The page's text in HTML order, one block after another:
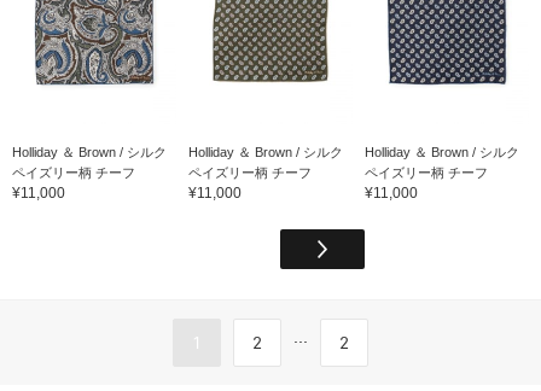
Holliday ＆ Brown / シルク
ペイズリー柄 チーフ
¥11,000
Holliday ＆ Brown / シルク
ペイズリー柄 チーフ
¥11,000
Holliday ＆ Brown / シルク
ペイズリー柄 チーフ
¥11,000
1 2 ... 2